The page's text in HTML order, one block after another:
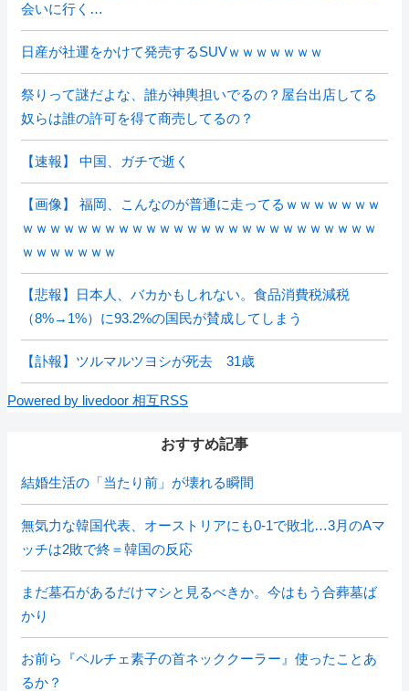
会いに行く…
日産が社運をかけて発売するSUVｗｗｗｗｗｗｗ
祭りって謎だよな、誰が神輿担いでるの？屋台出店してる
奴らは誰の許可を得て商売してるの？
【速報】 中国、ガチで逝く
【画像】 福岡、こんなのが普通に走ってるｗｗｗｗｗｗｗ
ｗｗｗｗｗｗｗｗｗｗｗｗｗｗｗｗｗｗｗｗｗｗｗｗｗｗ
ｗｗｗｗｗｗｗ
【悲報】日本人、バカかもしれない。食品消費税減税
（8%→1%）に93.2%の国民が賛成してしまう
【訃報】ツルマルツヨシが死去 31歳
Powered by livedoor 相互RSS
おすすめ記事
結婚生活の「当たり前」が壊れる瞬間
無気力な韓国代表、オーストリアにも0-1で敗北…3月のAマ
ッチは2敗で終＝韓国の反応
まだ墓石があるだけマシと見るべきか。今はもう合葬墓ば
かり
お前ら『ペルチェ素子の首ネッククーラー』使ったことあ
るか？